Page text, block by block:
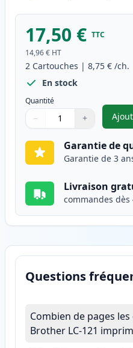
17,50 € TTC
14,96 € HT
2 Cartouches | 8,75 € /ch.
En stock
Quantité
Quantité
Utilisez les boutons pour
− +
Quantité
Garantie de
Garantie de 3
Livraison
commandes dès
Questions
Combien de pages
Brother LC-121